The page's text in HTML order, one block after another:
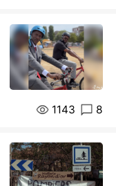
1143 8